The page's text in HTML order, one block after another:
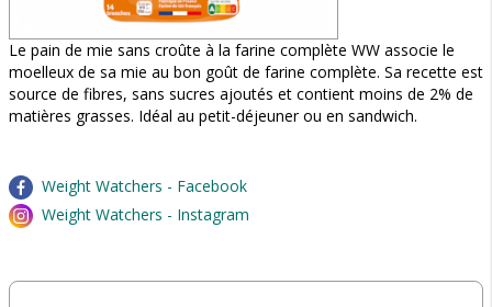
Le pain de mie sans croûte à la farine complète WW associe le
moelleux de sa mie au bon goût de farine complète. Sa recette est
source de fibres, sans sucres ajoutés et contient moins de 2% de
matières grasses. Idéal au petit-déjeuner ou en sandwich.
Weight Watchers - Facebook
Weight Watchers - Instagram